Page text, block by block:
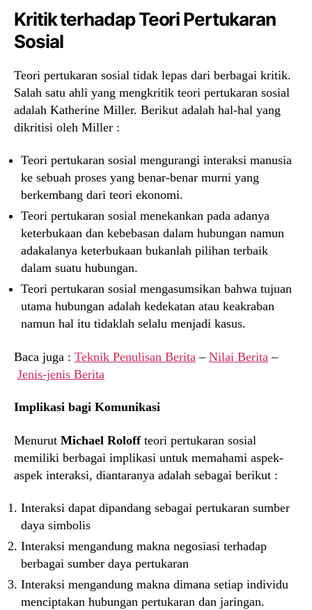
Kritik terhadap Teori Pertukaran
Sosial
Teori pertukaran sosial tidak lepas dari berbagai kritik.
Salah satu ahli yang mengkritik teori pertukaran sosial
adalah Katherine Miller. Berikut adalah hal-hal yang
dikritisi oleh Miller :
Teori pertukaran sosial mengurangi interaksi manusia
ke sebuah proses yang benar-benar murni yang
berkembang dari teori ekonomi.
Teori pertukaran sosial menekankan pada adanya
keterbukaan dan kebebasan dalam hubungan namun
adakalanya keterbukaan bukanlah pilihan terbaik
dalam suatu hubungan.
Teori pertukaran sosial mengasumsikan bahwa tujuan
utama hubungan adalah kedekatan atau keakraban
namun hal itu tidaklah selalu menjadi kasus.
Baca juga : Teknik Penulisan Berita – Nilai Berita –
Jenis-jenis Berita
Implikasi bagi Komunikasi
Menurut Michael Roloffteori pertukaran sosial
memiliki berbagai implikasi untuk memahami aspek-
aspek interaksi, diantaranya adalah sebagai berikut :
Interaksi dapat dipandang sebagai pertukaran sumber
daya simbolis
Interaksi mengandung makna negosiasi terhadap
berbagai sumber daya pertukaran
Interaksi mengandung makna dimana setiap individu
menciptakan hubungan pertukaran dan jaringan.